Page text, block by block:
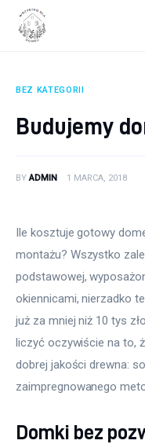
Porady
BEZ KATEGORII
Budujemy
BY ADMIN 1 MARCA, 2018
Ile kosztuje gotowy
montażu? Wszystko
podstawowej,
okiennicami, nierzadko
już za mniej niż 10 tys
liczyć oczywiście na to,
dobrej jakości drewna:
zaimpregnowanego
Domki bez